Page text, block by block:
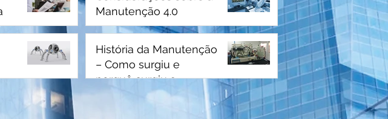
Manutenção 4.0
História da Manutenção
– Como surgiu e
porquê surgiu a
manutenção?